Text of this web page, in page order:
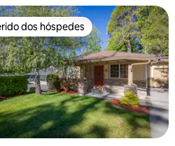
dos hóspedes
dos hóspedes